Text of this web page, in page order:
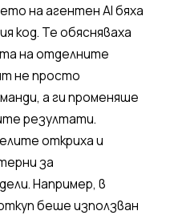
на агентен AI бяха
код. Те обясняваха
на отделните
не просто
а ги променяше
резултати.
откриха и
за
Например, в
беше използван